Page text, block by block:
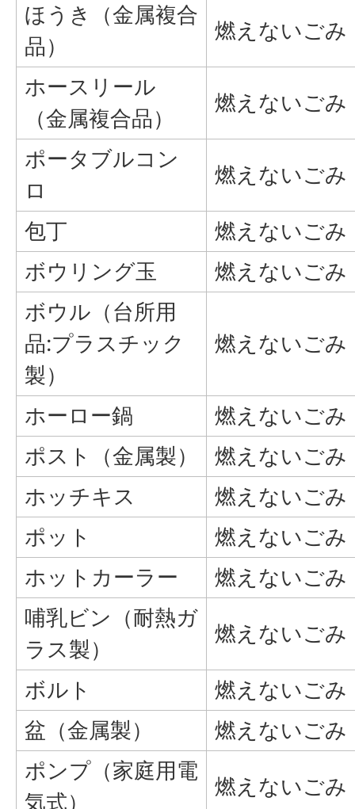
ほうき（金属複合
品）
燃えないごみ
ホースリール
（金属複合品）
燃えないごみ
ポータブルコン
ロ
燃えないごみ
包丁
燃えないごみ
ボウリング玉
燃えないごみ
ボウル（台所用
品:プラスチック
製）
燃えないごみ
ホーロー鍋
燃えないごみ
ポスト（金属製）
燃えないごみ
ホッチキス
燃えないごみ
ポット
燃えないごみ
ホットカーラー
燃えないごみ
哺乳ビン（耐熱ガ
ラス製）
燃えないごみ
ボルト
燃えないごみ
盆（金属製）
燃えないごみ
ポンプ（家庭用電
気式）
燃えないごみ